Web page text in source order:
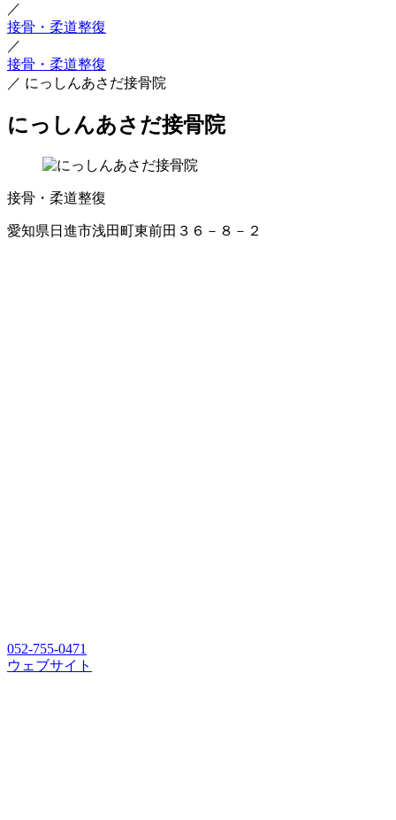
／
接骨・柔道整復
／
接骨・柔道整復
／ にっしんあさだ接骨院
にっしんあさだ接骨院
接骨・柔道整復
愛知県日進市浅田町東前田３６－８－２
052-755-0471
ウェブサイト